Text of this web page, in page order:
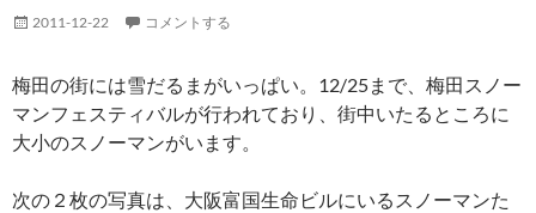
2011-12-22 コメントする
梅田の街には雪だるまがいっぱい。12/25まで、梅田スノー
マンフェスティバルが行われており、街中いたるところに
大小のスノーマンがいます。
次の２枚の写真は、大阪富国生命ビルにいるスノーマンた